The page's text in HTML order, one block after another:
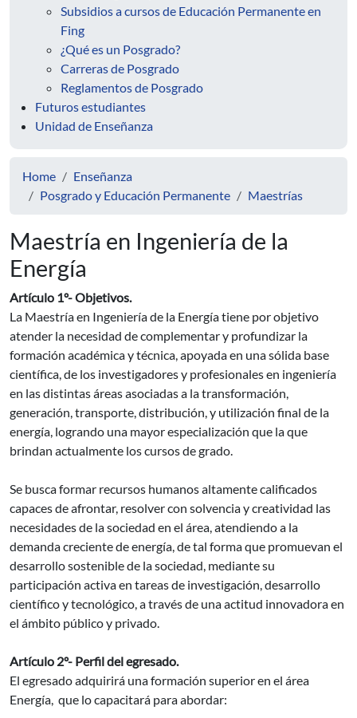
Subsidios a cursos de Educación Permanente en
Fing
¿Qué es un Posgrado?
Carreras de Posgrado
Reglamentos de Posgrado
Futuros estudiantes
Unidad de Enseñanza
Home
Enseñanza
Posgrado y Educación Permanente
Maestrías
Maestría en Ingeniería de la
Energía
Artículo 1º- Objetivos.
La Maestría en Ingeniería de la Energía tiene por objetivo
atender la necesidad de complementar y profundizar la
formación académica y técnica, apoyada en una sólida base
científica, de los investigadores y profesionales en ingeniería
en las distintas áreas asociadas a la transformación,
generación, transporte, distribución, y utilización final de la
energía, logrando una mayor especialización que la que
brindan actualmente los cursos de grado.
Se busca formar recursos humanos altamente calificados
capaces de afrontar, resolver con solvencia y creatividad las
necesidades de la sociedad en el área, atendiendo a la
demanda creciente de energía, de tal forma que promuevan el
desarrollo sostenible de la sociedad, mediante su
participación activa en tareas de investigación, desarrollo
científico y tecnológico, a través de una actitud innovadora en
el ámbito público y privado.
Artículo 2º- Perfil del egresado.
El egresado adquirirá una formación superior en el área
Energía, que lo capacitará para abordar: